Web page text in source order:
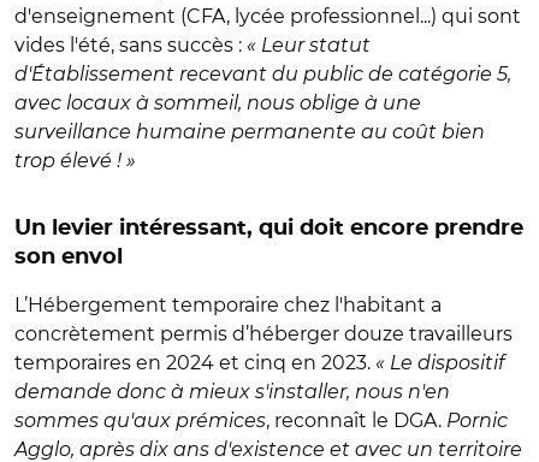
d'enseignement (CFA, lycée professionnel...) qui sont
vides l'été, sans succès : « Leur statut
d'Établissement recevant du public de catégorie 5,
avec locaux à sommeil, nous oblige à une
surveillance humaine permanente au coût bien
trop élevé ! »
Un levier intéressant, qui doit encore prendre
son envol
L’Hébergement temporaire chez l'habitant a
concrètement permis d’héberger douze travailleurs
temporaires en 2024 et cinq en 2023. « Le dispositif
demande donc à mieux s'installer, nous n'en
sommes qu'aux prémices, reconnaît le DGA. Pornic
Agglo, après dix ans d'existence et avec un territoire